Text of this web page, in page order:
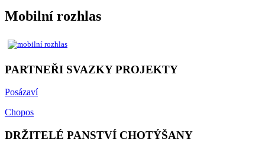
Mobilní rozhlas
PARTNEŘI SVAZKY PROJEKTY
Posázaví
Chopos
DRŽITELÉ PANSTVÍ CHOTÝŠANY